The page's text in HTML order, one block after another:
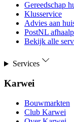
Gereedschap
Klusservice
Advies aan
PostNL
Bekijk alle
Services
Karwei
Bouwmarkten
Club Karwei